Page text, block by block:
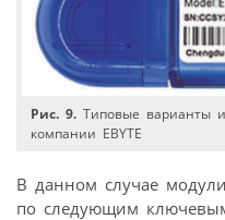
Рис. 9. Типовые варианты
компании EBYTE
В данном случае
по следующим